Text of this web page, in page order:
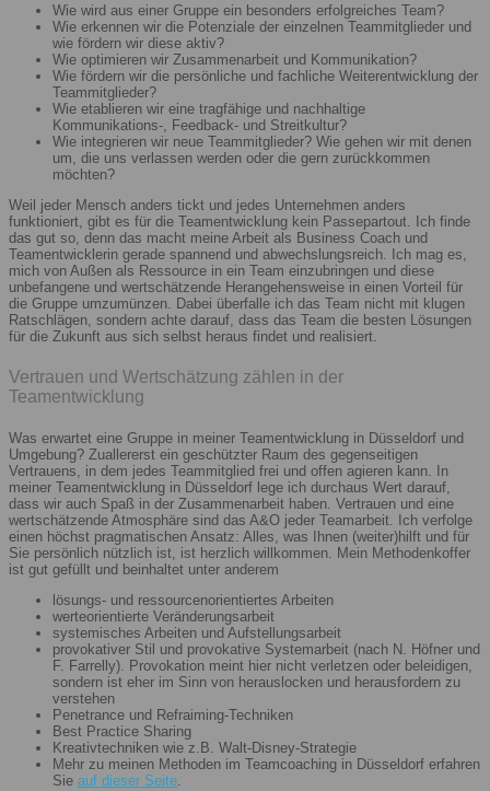
Wie wird aus einer Gruppe ein besonders erfolgreiches Team?
Wie erkennen wir die Potenziale der einzelnen Teammitglieder und
wie fördern wir diese aktiv?
Wie optimieren wir Zusammenarbeit und Kommunikation?
Wie fördern wir die persönliche und fachliche Weiterentwicklung der
Teammitglieder?
Wie etablieren wir eine tragfähige und nachhaltige
Kommunikations-, Feedback- und Streitkultur?
Wie integrieren wir neue Teammitglieder? Wie gehen wir mit denen
um, die uns verlassen werden oder die gern zurückkommen
möchten?
Weil jeder Mensch anders tickt und jedes Unternehmen anders
funktioniert, gibt es für die Teamentwicklung kein Passepartout. Ich finde
das gut so, denn das macht meine Arbeit als Business Coach und
Teamentwicklerin gerade spannend und abwechslungsreich. Ich mag es,
mich von Außen als Ressource in ein Team einzubringen und diese
unbefangene und wertschätzende Herangehensweise in einen Vorteil für
die Gruppe umzumünzen. Dabei überfalle ich das Team nicht mit klugen
Ratschlägen, sondern achte darauf, dass das Team die besten Lösungen
für die Zukunft aus sich selbst heraus findet und realisiert.
Vertrauen und Wertschätzung zählen in der
Teamentwicklung
Was erwartet eine Gruppe in meiner Teamentwicklung in Düsseldorf und
Umgebung? Zuallererst ein geschützter Raum des gegenseitigen
Vertrauens, in dem jedes Teammitglied frei und offen agieren kann. In
meiner Teamentwicklung in Düsseldorf lege ich durchaus Wert darauf,
dass wir auch Spaß in der Zusammenarbeit haben. Vertrauen und eine
wertschätzende Atmosphäre sind das A&O jeder Teamarbeit. Ich verfolge
einen höchst pragmatischen Ansatz: Alles, was Ihnen (weiter)hilft und für
Sie persönlich nützlich ist, ist herzlich willkommen. Mein Methodenkoffer
ist gut gefüllt und beinhaltet unter anderem
lösungs- und ressourcenorientiertes Arbeiten
werteorientierte Veränderungsarbeit
systemisches Arbeiten und Aufstellungsarbeit
provokativer Stil und provokative Systemarbeit (nach N. Höfner und
F. Farrelly). Provokation meint hier nicht verletzen oder beleidigen,
sondern ist eher im Sinn von herauslocken und herausfordern zu
verstehen
Penetrance und Refraiming-Techniken
Best Practice Sharing
Kreativtechniken wie z.B. Walt-Disney-Strategie
Mehr zu meinen Methoden im Teamcoaching in Düsseldorf erfahren
Sie auf dieser Seite.